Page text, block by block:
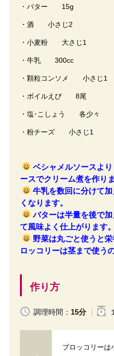
・バター 15g
・酒 小さじ2
・小麦粉 大さじ1
・牛乳 300cc
・顆粒コンソメ 小さじ1
・ボイルえび 8尾
・塩･こしょう 各少々
・粉チーズ 小さじ1
ベシャメルソースよ
ースでクリーム煮を作り
牛乳を数回に分けて
くなります。
バターは半量を後で
て風味よく仕上がります。
野菜は丸ごと使うと
ロッコリーは茎まで使う
作り方
調理時間： 15分
ブロッコリーは